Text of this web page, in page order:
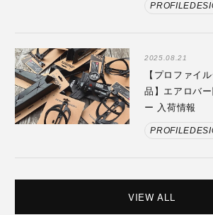
2025.08.21
【プロファイ
品】エアロバ
ー 入荷情報
VIEW ALL